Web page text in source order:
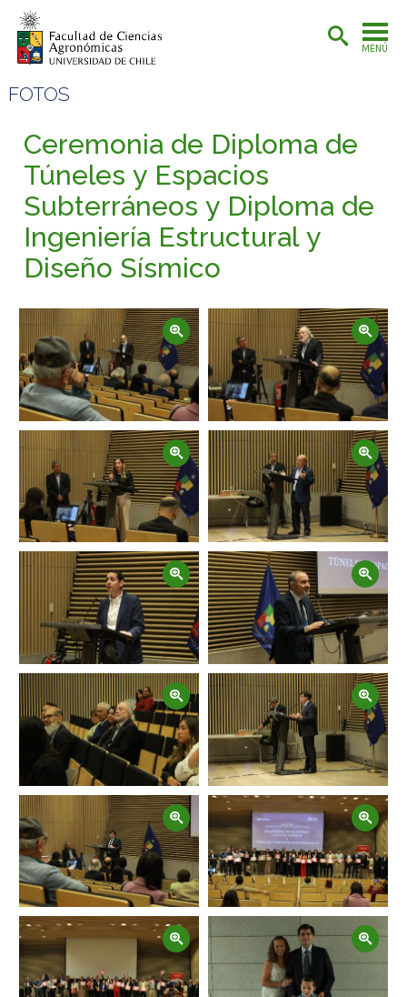
MENÚ
FOTOS
Ceremonia de Diploma de
Túneles y Espacios
Subterráneos y Diploma de
Ingeniería Estructural y
Diseño Sísmico
Zoom Zoom
Zoom Zoom
Zoom Zoom
Zoom Zoom
Zoom Zoom
Zoom Zoom